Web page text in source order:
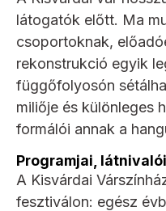
látogatók előtt. Ma
csoportoknak,
rekonstrukció egyik
függőfolyosón
miliője és különleges
formálói annak a
Programjai, látnivalói
A Kisvárdai
fesztiválon: egész